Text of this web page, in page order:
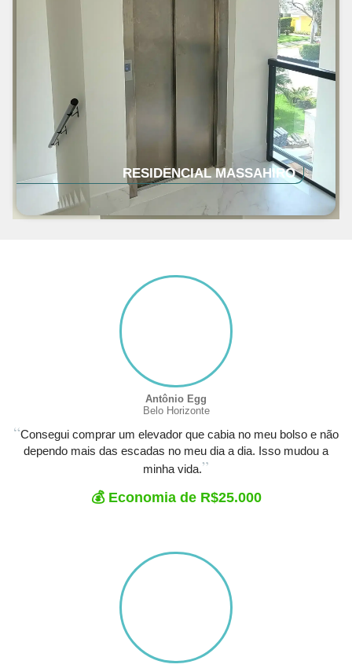
RESIDENCIAL MASSAHIRO
Antônio Egg
Belo Horizonte
“Consegui comprar um elevador que cabia no meu bolso e não
dependo mais das escadas no meu dia a dia. Isso mudou a
minha vida.”
💰 Economia de R$25.000